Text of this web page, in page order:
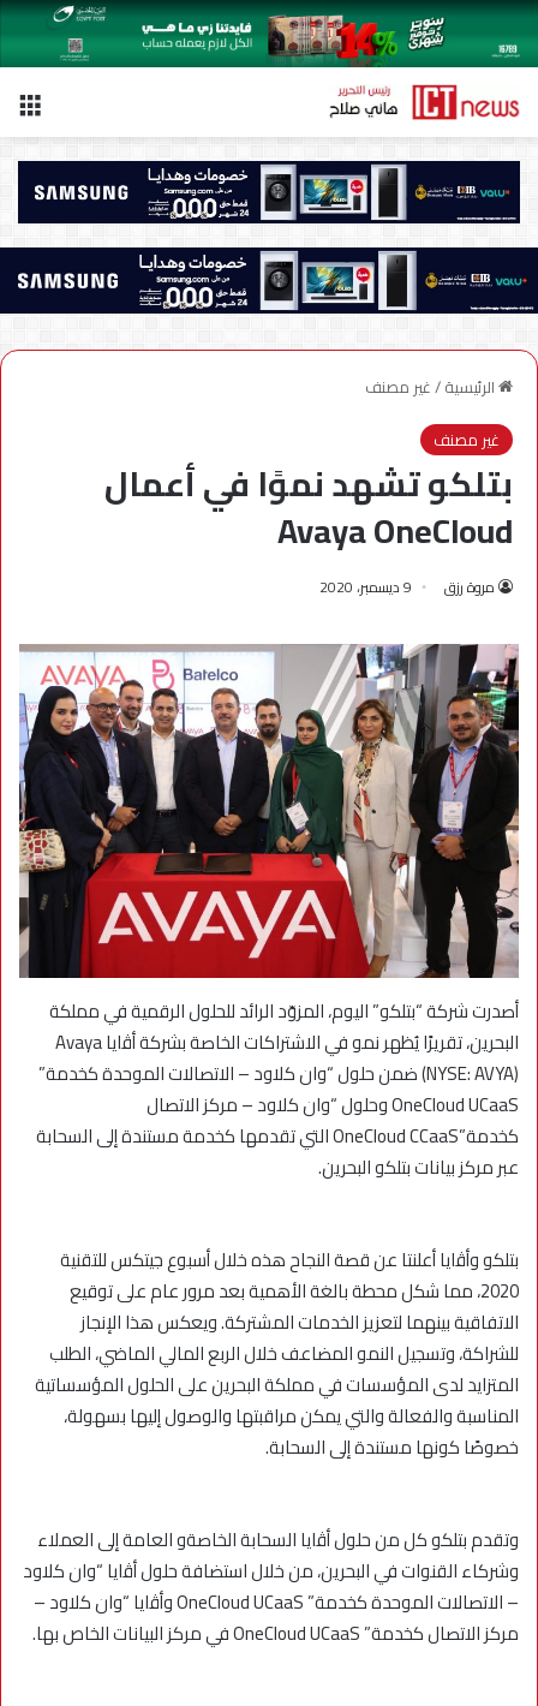
الرئيسية/غير مصنف
غير مصنف
بتلكو تشهد نموًا في أعمال
Avaya OneCloud
مروة رزق 9 ديسمبر، 2020
أصدرت شركة “بتلكو” اليوم، المزوّد الرائد للحلول الرقمية في مملكة
البحرين، تقريرًا يُظهر نمو في الاشتراكات الخاصة بشركة أﭬايا Avaya
(NYSE: AVYA) ضمن حلول “وان كلاود – الاتصالات الموحدة كخدمة”
OneCloud UCaaS وحلول “وان كلاود – مركز الاتصال
كخدمة”OneCloud CCaaS التي تقدمها كخدمة مستندة إلى السحابة
عبر مركز بيانات بتلكو البحرين.
بتلكو وأﭬايا أعلنتا عن قصة النجاح هذه خلال أسبوع جيتكس للتقنية
2020، مما شكل محطة بالغة الأهمية بعد مرور عام على توقيع
الاتفاقية بينهما لتعزيز الخدمات المشتركة. ويعكس هذا الإنجاز
للشراكة، وتسجيل النمو المضاعف خلال الربع المالي الماضي، الطلب
المتزايد لدى المؤسسات في مملكة البحرين على الحلول المؤسساتية
المناسبة والفعالة والتي يمكن مراقبتها والوصول إليها بسهولة،
خصوصًا كونها مستندة إلى السحابة.
وتقدم بتلكو كل من حلول أﭬايا السحابة الخاصةو العامة إلى العملاء
وشركاء القنوات في البحرين، من خلال استضافة حلول أﭬايا “وان كلاود
– الاتصالات الموحدة كخدمة” OneCloud UCaaS وأﭬايا “وان كلاود –
مركز الاتصال كخدمة” OneCloud UCaaS في مركز البيانات الخاص بها.